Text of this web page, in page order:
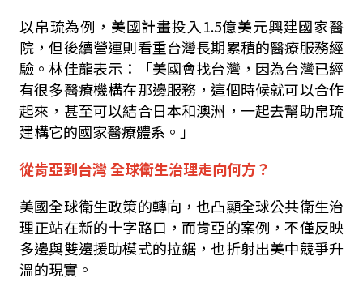
以帛琉為例，美國計畫投入1.5億美元興建國家醫
院，但後續營運則看重台灣長期累積的醫療服務經
驗。林佳龍表示：「美國會找台灣，因為台灣已經
有很多醫療機構在那邊服務，這個時候就可以合作
起來，甚至可以結合日本和澳洲，一起去幫助帛琉
建構它的國家醫療體系。」
從肯亞到台灣 全球衛生治理走向何方？
美國全球衛生政策的轉向，也凸顯全球公共衛生治
理正站在新的十字路口，而肯亞的案例，不僅反映
多邊與雙邊援助模式的拉鋸，也折射出美中競爭升
溫的現實。